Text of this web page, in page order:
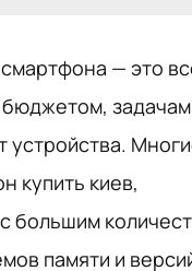
— это
устройства.
купить киев,
большим
памяти и